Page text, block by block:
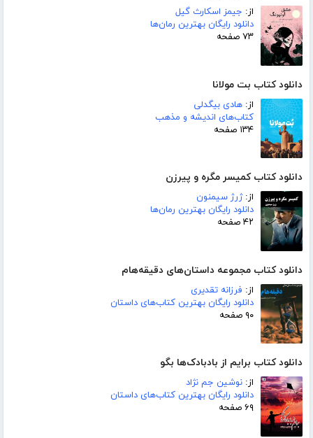
از: جیمز اسکارث گیل
دانلود رایگان بهترین رمان‌ها
۷۳ صفحه
دانلود کتاب بت مولانا
از: هادی بیگدلی
کتاب‌های اندیشه و مذهب
۱۳۴ صفحه
دانلود کتاب کمیسر مگره و پیرزن
از:ژرژ سیمنون
دانلود رایگان بهترین رمان‌ها
۴۲ صفحه
دانلود کتاب مجموعه داستان‌های دقیقه‌هام
از: فرزانه تقدیری
دانلود رایگان بهترین کتاب‌های داستان
۹۰ صفحه
دانلود کتاب برایم از بادبادک‌ها بگو
از: نوشین جم نژاد
دانلود رایگان بهترین کتاب‌های داستان
۶۹ صفحه